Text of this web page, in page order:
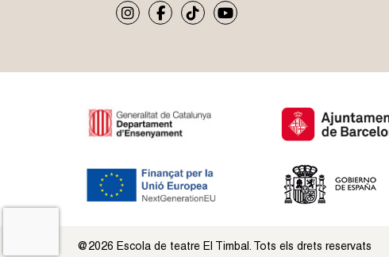
@2026 Escola de teatre El Timbal. Tots els drets reservats